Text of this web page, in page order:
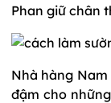
Phan giữ chân
Nhà hàng Nam
đậm cho